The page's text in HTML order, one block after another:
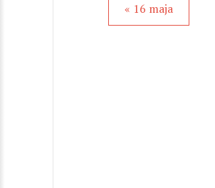
« 16 maja